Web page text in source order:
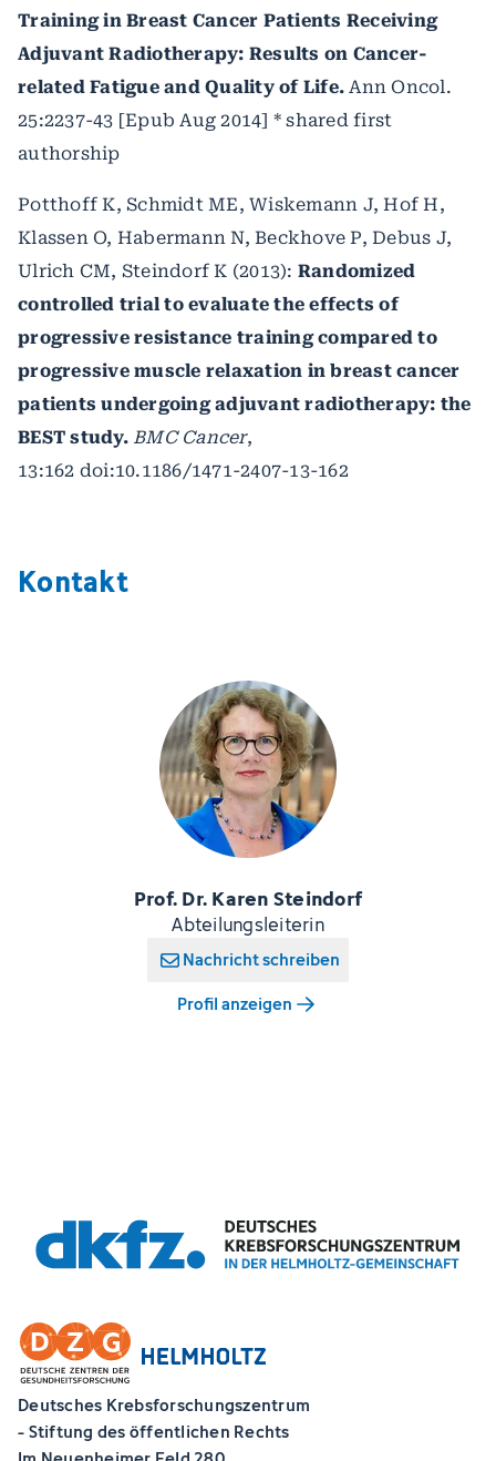
Training in Breast Cancer Patients Receiving
Adjuvant Radiotherapy: Results on Cancer-
related Fatigue and Quality of Life.Ann Oncol.
25:2237-43 [Epub Aug 2014] * shared first
authorship
Potthoff K, Schmidt ME, Wiskemann J, Hof H,
Klassen O, Habermann N, Beckhove P, Debus J,
Ulrich CM, Steindorf K (2013): Randomized
controlled trial to evaluate the effects of
progressive resistance training compared to
progressive muscle relaxation in breast cancer
patients undergoing adjuvant radiotherapy: the
BEST study. BMC Cancer,
13:162 doi:10.1186/1471-2407-13-162
Kontakt
Prof. Dr. Karen Steindorf
Abteilungsleiterin
Nachricht schreiben
Profil anzeigen
Deutsches Krebsforschungszentrum
- Stiftung des öffentlichen Rechts